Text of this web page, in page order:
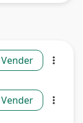
Vender more_vert
Vender more_vert